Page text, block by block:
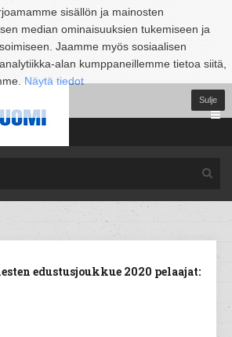
sisällön ja mainosten
median ominaisuuksien tukemiseen ja
Jaamme myös sosiaalisen
alan kumppaneillemme tietoa siitä,
Näytä tiedot
Sulje
edustusjoukkue 2020 pelaajat: